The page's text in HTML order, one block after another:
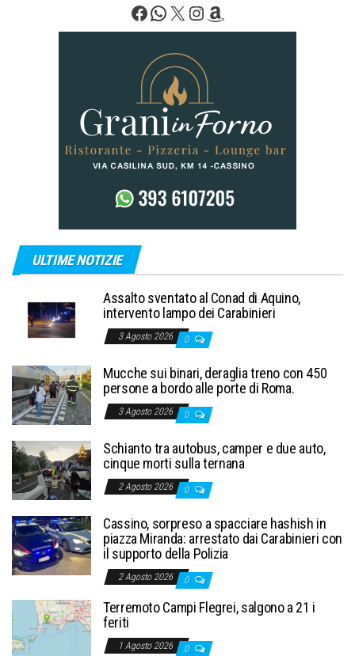
articoli
Facebook
WhatsApp
X Instagram
Amazon
ULTIME NOTIZIE
Assalto sventato al Conad di Aquino,
intervento lampo dei Carabinieri
3 Agosto 2026 0
Mucche sui binari, deraglia treno con 450
persone a bordo alle porte di Roma.
3 Agosto 2026 0
Schianto tra autobus, camper e due auto,
cinque morti sulla ternana
2 Agosto 2026 0
Cassino, sorpreso a spacciare hashish in
piazza Miranda: arrestato dai Carabinieri con
il supporto della Polizia
2 Agosto 2026 0
Terremoto Campi Flegrei, salgono a 21 i
feriti
1 Agosto 2026 0